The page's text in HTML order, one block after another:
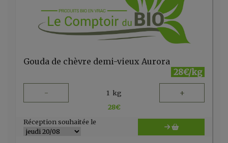
Gouda de chèvre demi-vieux Aurora
28€/kg
- 1 kg +
28€
Réception souhaitée le